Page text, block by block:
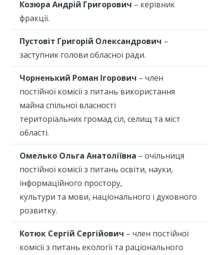
Депутатський корпус
Контакти
Козюра Андрій Григорович – керівник
фракції.
Пустовіт Григорій Олександрович –
заступник голови обласної ради.
Чорненький Роман Ігорович – член
постійної комісії з питань використання
майна спільної власності
територіальних громад сіл, селищ та міст
області.
Омелько Ольга Анатоліївна – очільниця
постійної комісії з питань освіти, науки,
інформаційного простору,
культури та мови, національного і духовного
розвитку.
Котюк Сергій Сергійович – член постійної
комісії з питань екології та раціонального